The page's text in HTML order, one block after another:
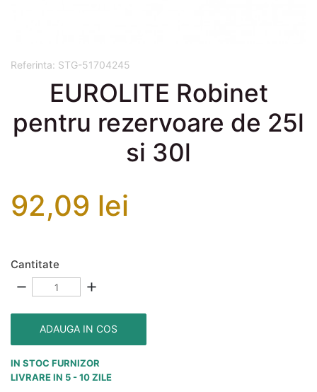
Referinta: STG-51704245
EUROLITE Robinet
pentru rezervoare de 25l
si 30l
92,09 lei
Cantitate
remove add
ADAUGA IN COS
IN STOC FURNIZOR
LIVRARE IN 5 - 10 ZILE